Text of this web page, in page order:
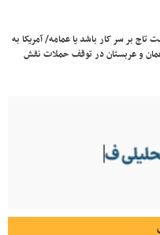
تاج بر سر کار باشد یا عمامه/ آمریکا به
و عربستان در توقف حملات نقش